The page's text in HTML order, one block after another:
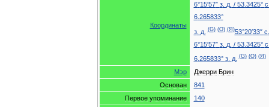
Координаты
6°15′57″ з. д. / 53. 3425° с
6. 265833°
з. д. (G) (O) (Я )53°20′33″ с
6°15′57″ з. д. / 53. 3425° с
6. 265833° з. д. (G) (O) (Я )
Мэр Джерри Брин
Основан
841
Первое упоминание
140